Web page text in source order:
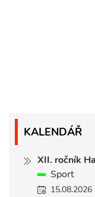
KALENDÁŘ
XII. ročník
Sport
15.08.2026